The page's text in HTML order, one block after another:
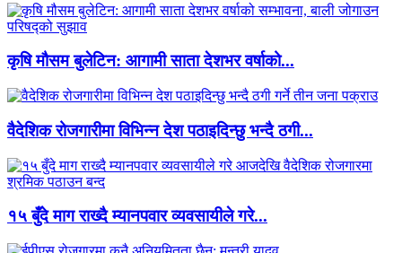
कृषि मौसम बुलेटिन: आगामी साता देशभर वर्षाको...
वैदेशिक रोजगारीमा विभिन्न देश पठाइदिन्छु भन्दै ठगी...
१५ बुँदे माग राख्दै म्यानपवार व्यवसायीले गरे...